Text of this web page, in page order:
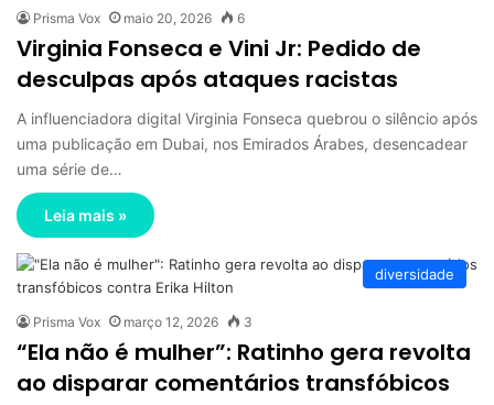
Prisma Vox maio 20, 2026 6
Virginia Fonseca e Vini Jr: Pedido de
desculpas após ataques racistas
A influenciadora digital Virginia Fonseca quebrou o silêncio após
uma publicação em Dubai, nos Emirados Árabes, desencadear
uma série de…
Leia mais »
diversidade
Prisma Vox março 12, 2026 3
“Ela não é mulher”: Ratinho gera revolta
ao disparar comentários transfóbicos